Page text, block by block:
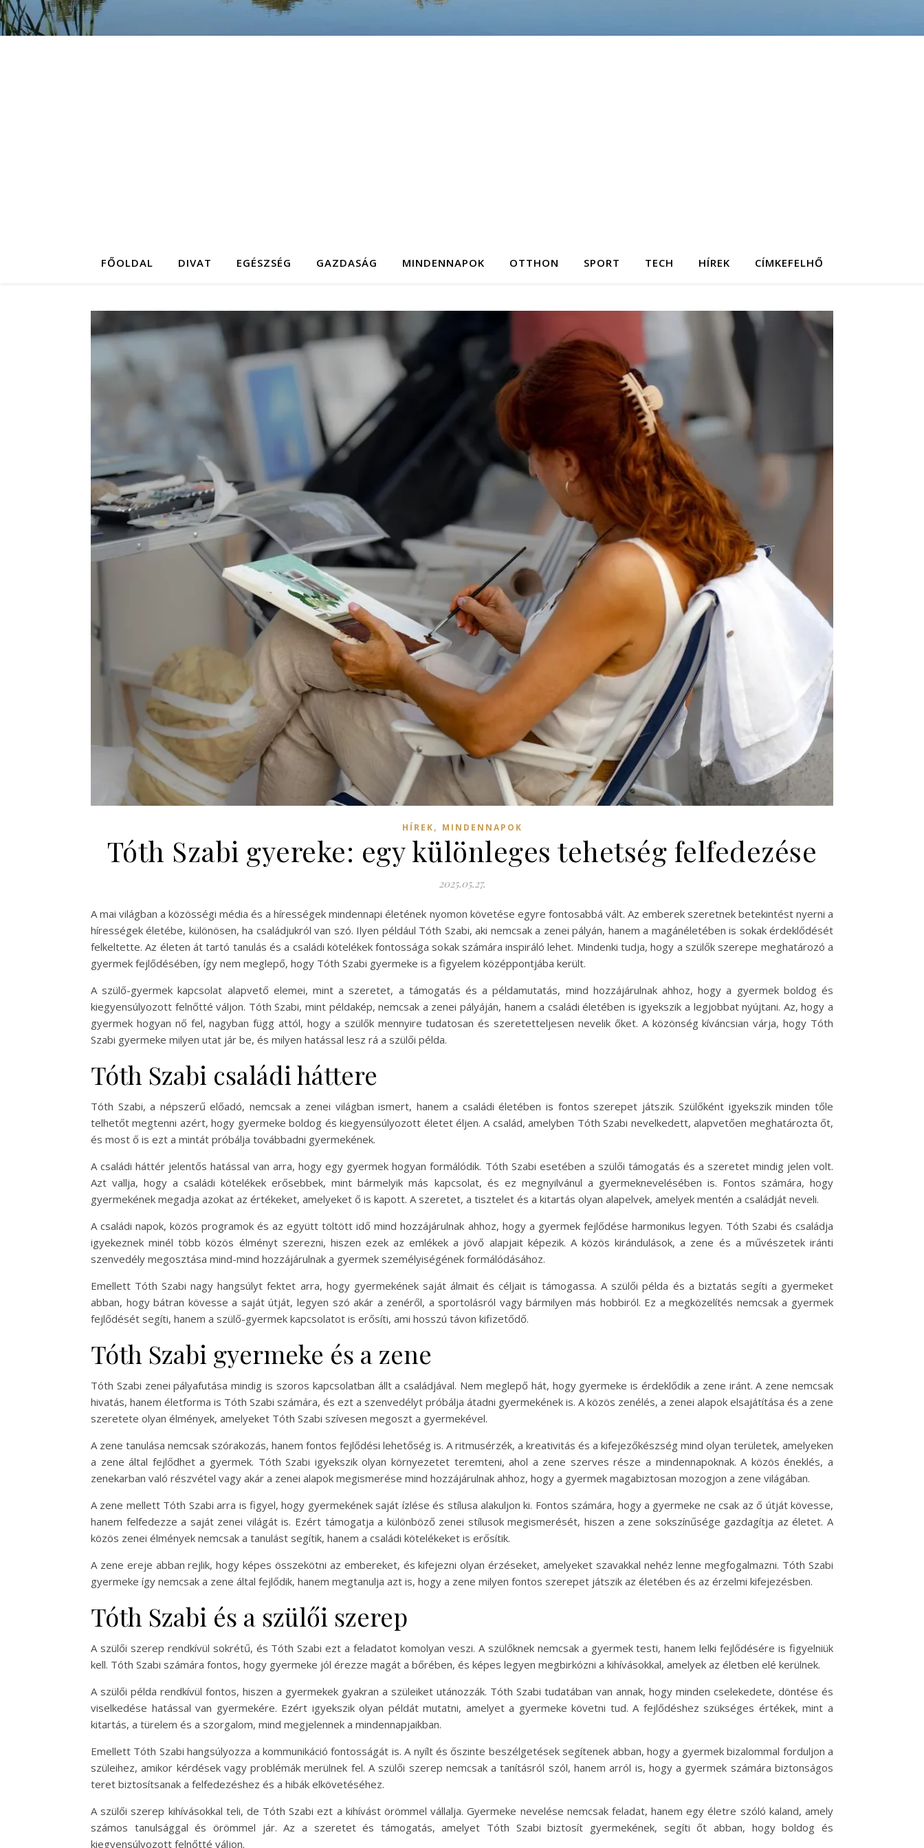
FŐOLDAL DIVAT EGÉSZSÉG GAZDASÁG MINDENNAPOK OTTHON SPORT TECH HÍREK CÍMKEFELHŐ
HÍREK, MINDENNAPOK
Tóth Szabi gyereke: egy különleges tehetség felfedezése
2025.05.27.
A mai világban a közösségi média és a hírességek mindennapi életének nyomon követése egyre fontosabbá vált. Az emberek szeretnek betekintést nyerni a
hírességek életébe, különösen, ha családjukról van szó. Ilyen például Tóth Szabi, aki nemcsak a zenei pályán, hanem a magánéletében is sokak érdeklődését
felkeltette. Az életen át tartó tanulás és a családi kötelékek fontossága sokak számára inspiráló lehet. Mindenki tudja, hogy a szülők szerepe meghatározó a
gyermek fejlődésében, így nem meglepő, hogy Tóth Szabi gyermeke is a figyelem középpontjába került.
A szülő-gyermek kapcsolat alapvető elemei, mint a szeretet, a támogatás és a példamutatás, mind hozzájárulnak ahhoz, hogy a gyermek boldog és
kiegyensúlyozott felnőtté váljon. Tóth Szabi, mint példakép, nemcsak a zenei pályáján, hanem a családi életében is igyekszik a legjobbat nyújtani. Az, hogy a
gyermek hogyan nő fel, nagyban függ attól, hogy a szülők mennyire tudatosan és szeretetteljesen nevelik őket. A közönség kíváncsian várja, hogy Tóth
Szabi gyermeke milyen utat jár be, és milyen hatással lesz rá a szülői példa.
Tóth Szabi családi háttere
Tóth Szabi, a népszerű előadó, nemcsak a zenei világban ismert, hanem a családi életében is fontos szerepet játszik. Szülőként igyekszik minden tőle
telhetőt megtenni azért, hogy gyermeke boldog és kiegyensúlyozott életet éljen. A család, amelyben Tóth Szabi nevelkedett, alapvetően meghatározta őt,
és most ő is ezt a mintát próbálja továbbadni gyermekének.
A családi háttér jelentős hatással van arra, hogy egy gyermek hogyan formálódik. Tóth Szabi esetében a szülői támogatás és a szeretet mindig jelen volt.
Azt vallja, hogy a családi kötelékek erősebbek, mint bármelyik más kapcsolat, és ez megnyilvánul a gyermeknevelésében is. Fontos számára, hogy
gyermekének megadja azokat az értékeket, amelyeket ő is kapott. A szeretet, a tisztelet és a kitartás olyan alapelvek, amelyek mentén a családját neveli.
A családi napok, közös programok és az együtt töltött idő mind hozzájárulnak ahhoz, hogy a gyermek fejlődése harmonikus legyen. Tóth Szabi és családja
igyekeznek minél több közös élményt szerezni, hiszen ezek az emlékek a jövő alapjait képezik. A közös kirándulások, a zene és a művészetek iránti
szenvedély megosztása mind-mind hozzájárulnak a gyermek személyiségének formálódásához.
Emellett Tóth Szabi nagy hangsúlyt fektet arra, hogy gyermekének saját álmait és céljait is támogassa. A szülői példa és a biztatás segíti a gyermeket
abban, hogy bátran kövesse a saját útját, legyen szó akár a zenéről, a sportolásról vagy bármilyen más hobbiról. Ez a megközelítés nemcsak a gyermek
fejlődését segíti, hanem a szülő-gyermek kapcsolatot is erősíti, ami hosszú távon kifizetődő.
Tóth Szabi gyermeke és a zene
Tóth Szabi zenei pályafutása mindig is szoros kapcsolatban állt a családjával. Nem meglepő hát, hogy gyermeke is érdeklődik a zene iránt. A zene nemcsak
hivatás, hanem életforma is Tóth Szabi számára, és ezt a szenvedélyt próbálja átadni gyermekének is. A közös zenélés, a zenei alapok elsajátítása és a zene
szeretete olyan élmények, amelyeket Tóth Szabi szívesen megoszt a gyermekével.
A zene tanulása nemcsak szórakozás, hanem fontos fejlődési lehetőség is. A ritmusérzék, a kreativitás és a kifejezőkészség mind olyan területek, amelyeken
a zene által fejlődhet a gyermek. Tóth Szabi igyekszik olyan környezetet teremteni, ahol a zene szerves része a mindennapoknak. A közös éneklés, a
zenekarban való részvétel vagy akár a zenei alapok megismerése mind hozzájárulnak ahhoz, hogy a gyermek magabiztosan mozogjon a zene világában.
A zene mellett Tóth Szabi arra is figyel, hogy gyermekének saját ízlése és stílusa alakuljon ki. Fontos számára, hogy a gyermeke ne csak az ő útját kövesse,
hanem felfedezze a saját zenei világát is. Ezért támogatja a különböző zenei stílusok megismerését, hiszen a zene sokszínűsége gazdagítja az életet. A
közös zenei élmények nemcsak a tanulást segítik, hanem a családi kötelékeket is erősítik.
A zene ereje abban rejlik, hogy képes összekötni az embereket, és kifejezni olyan érzéseket, amelyeket szavakkal nehéz lenne megfogalmazni. Tóth Szabi
gyermeke így nemcsak a zene által fejlődik, hanem megtanulja azt is, hogy a zene milyen fontos szerepet játszik az életében és az érzelmi kifejezésben.
Tóth Szabi és a szülői szerep
A szülői szerep rendkívül sokrétű, és Tóth Szabi ezt a feladatot komolyan veszi. A szülőknek nemcsak a gyermek testi, hanem lelki fejlődésére is figyelniük
kell. Tóth Szabi számára fontos, hogy gyermeke jól érezze magát a bőrében, és képes legyen megbirkózni a kihívásokkal, amelyek az életben elé kerülnek.
A szülői példa rendkívül fontos, hiszen a gyermekek gyakran a szüleiket utánozzák. Tóth Szabi tudatában van annak, hogy minden cselekedete, döntése és
viselkedése hatással van gyermekére. Ezért igyekszik olyan példát mutatni, amelyet a gyermeke követni tud. A fejlődéshez szükséges értékek, mint a
kitartás, a türelem és a szorgalom, mind megjelennek a mindennapjaikban.
Emellett Tóth Szabi hangsúlyozza a kommunikáció fontosságát is. A nyílt és őszinte beszélgetések segítenek abban, hogy a gyermek bizalommal forduljon a
szüleihez, amikor kérdések vagy problémák merülnek fel. A szülői szerep nemcsak a tanításról szól, hanem arról is, hogy a gyermek számára biztonságos
teret biztosítsanak a felfedezéshez és a hibák elkövetéséhez.
A szülői szerep kihívásokkal teli, de Tóth Szabi ezt a kihívást örömmel vállalja. Gyermeke nevelése nemcsak feladat, hanem egy életre szóló kaland, amely
számos tanulsággal és örömmel jár. Az a szeretet és támogatás, amelyet Tóth Szabi biztosít gyermekének, segíti őt abban, hogy boldog és
kiegyensúlyozott felnőtté váljon.